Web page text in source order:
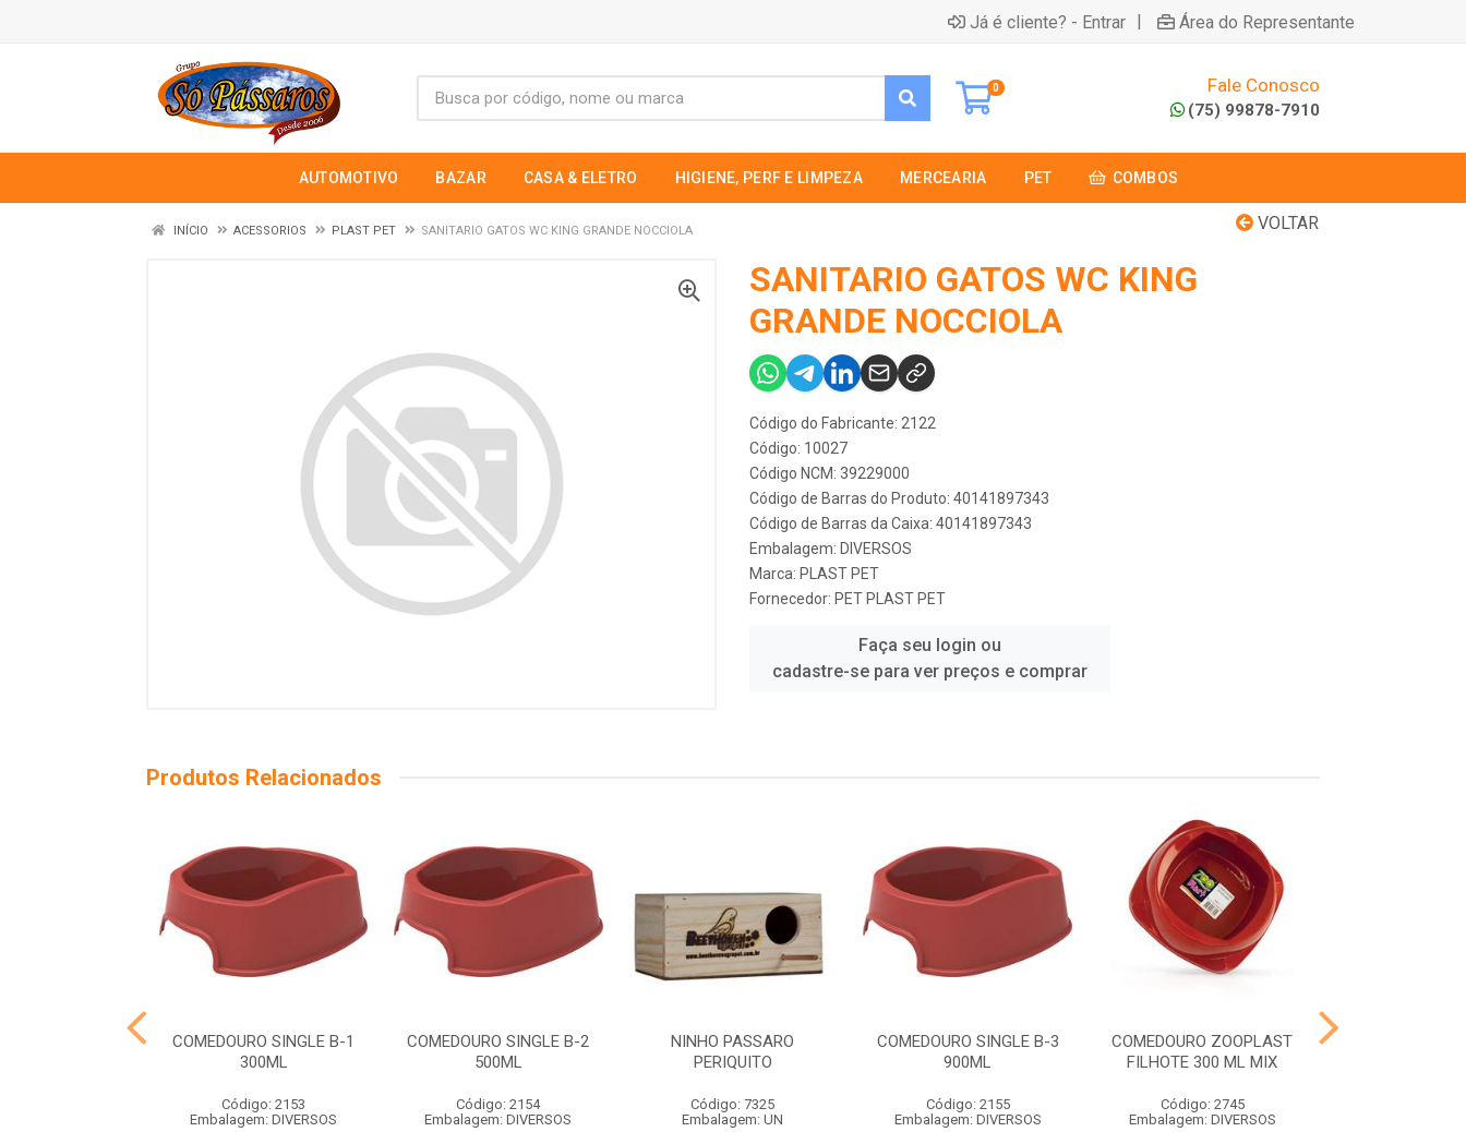
Já é cliente? - Entrar | Área do Representante
0 Fale Conosco
(75) 99878-7910
AUTOMOTIVO BAZAR CASA & ELETRO HIGIENE, PERF E LIMPEZA MERCEARIA PET COMBOS
VOLTAR
INÍCIO ACESSORIOS PLAST PET SANITARIO GATOS WC KING GRANDE NOCCIOLA
SANITARIO GATOS WC KING
GRANDE NOCCIOLA
Código do Fabricante: 2122
Código: 10027
Código NCM: 39229000
Código de Barras do Produto: 40141897343
Código de Barras da Caixa: 40141897343
Embalagem: DIVERSOS
Marca: PLAST PET
Fornecedor: PET PLAST PET
Faça seu login ou
cadastre-se para ver preços e comprar
Produtos Relacionados
COMEDOURO SINGLE B-1
300ML
Código: 2153
Embalagem: DIVERSOS
COMEDOURO SINGLE B-2
500ML
Código: 2154
Embalagem: DIVERSOS
NINHO PASSARO
PERIQUITO
Código: 7325
Embalagem: UN
COMEDOURO SINGLE B-3
900ML
Código: 2155
Embalagem: DIVERSOS
COMEDOURO ZOOPLAST
FILHOTE 300 ML MIX
Código: 2745
Embalagem: DIVERSOS